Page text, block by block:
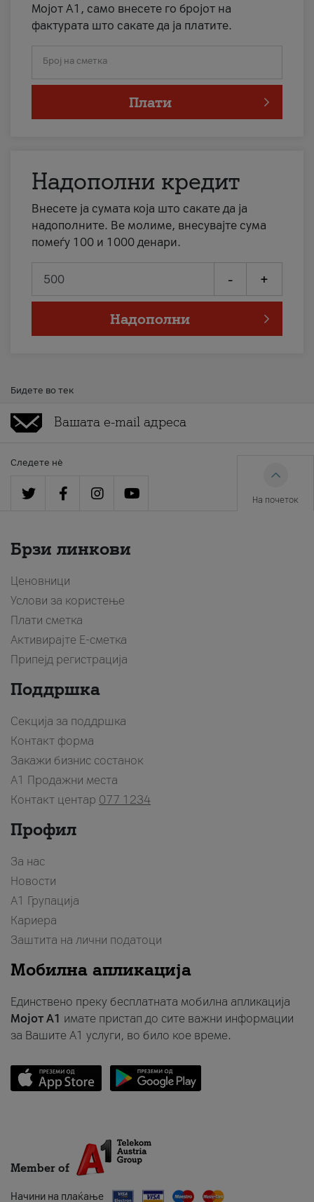
Мојот А1, само внесете го бројот на
фактурата што сакате да ја платите.
Број на сметка
Плати
Надополни кредит
Внесете ја сумата која што сакате да ја
надополните. Ве молиме, внесувајте сума
помеѓу 100 и 1000 денари.
- +
Надополни
Бидете во тек
Следете нè
На почеток
Брзи линкови
Ценовници
Услови за користење
Плати сметка
Активирајте Е-сметка
Припејд регистрација
Поддршка
Секција за поддршка
Контакт форма
Закажи бизнис состанок
A1 Продажни места
Контакт центар 077 1234
Профил
За нас
Новости
А1 Групација
Кариера
Заштита на лични податоци
Мобилна апликација
Единствено преку бесплатната мобилна апликација
Мојот A1 имате пристап до сите важни информации
за Вашите A1 услуги, во било кое време.
Member of
Начини на плаќање